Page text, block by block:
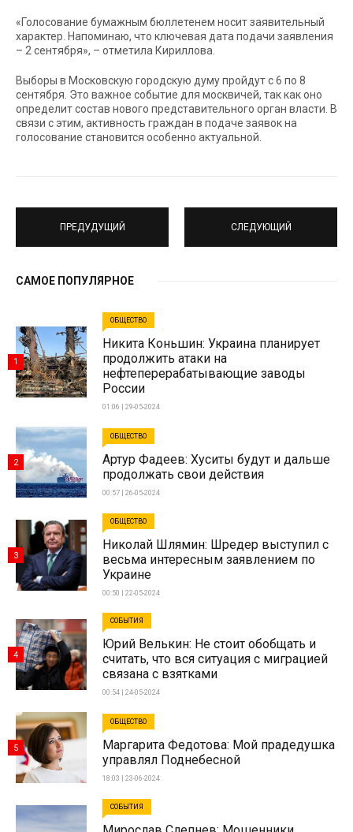
«Голосование бумажным бюллетенем носит заявительный
характер. Напоминаю, что ключевая дата подачи заявления
– 2 сентября», – отметила Кириллова.
Выборы в Московскую городскую думу пройдут с 6 по 8
сентября. Это важное событие для москвичей, так как оно
определит состав нового представительного орган власти. В
связи с этим, активность граждан в подаче заявок на
голосование становится особенно актуальной.
ПРЕДУДУЩИЙ СЛЕДУЮЩИЙ
САМОЕ ПОПУЛЯРНОЕ
ОБЩЕСТВО
Никита Коньшин: Украина планирует
продолжить атаки на
нефтеперерабатывающие заводы
России
01:06 | 29-05-2024
1
ОБЩЕСТВО
Артур Фадеев: Хуситы будут и дальше
продолжать свои действия
00:57 | 26-05-2024
2
ОБЩЕСТВО
Николай Шлямин: Шредер выступил с
весьма интересным заявлением по
Украине
00:50 | 22-05-2024
3
СОБЫТИЯ
Юрий Велькин: Не стоит обобщать и
считать, что вся ситуация с миграцией
связана с взятками
00:54 | 24-05-2024
4
ОБЩЕСТВО
Маргарита Федотова: Мой прадедушка
управлял Поднебесной
18:03 | 23-06-2024
5
СОБЫТИЯ